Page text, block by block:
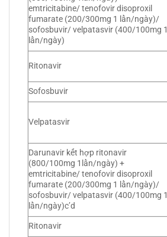
emtricitabine/ tenofovir disoproxil
fumarate (200/300mg 1 lần/ngày)/
sofosbuvir/ velpatasvir (400/100mg 1
lần/ngày)
Ritonavir
Sofosbuvir
Velpatasvir
Darunavir kết hợp ritonavir
(800/100mg 1lần/ngày) +
emtricitabine/ tenofovir disoproxil
fumarate (200/300mg 1 lần/ngày)/
sofosbuvir/ velpatasvir (400/100mg 1
lần/ngày)c’d
Ritonavir